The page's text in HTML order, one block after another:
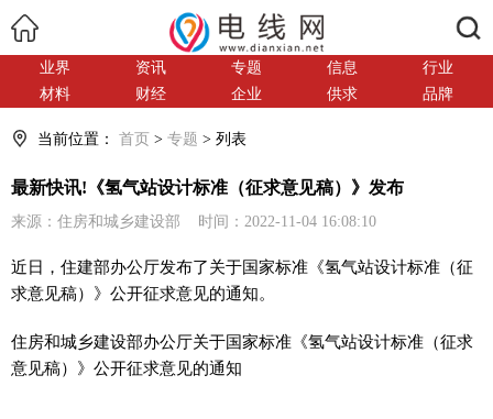
业界 资讯 专题 信息
行业
材料
财经 企业 供求 品牌
当前位置： 首页 > 专题 > 列表
最新快讯!《氢气站设计标准（征求意见稿）》发布
来源：住房和城乡建设部 时间：2022-11-04 16:08:10
近日，住建部办公厅发布了关于国家标准《氢气站设计标准（征
求意见稿）》公开征求意见的通知。
住房和城乡建设部办公厅关于国家标准《氢气站设计标准（征求
意见稿）》公开征求意见的通知